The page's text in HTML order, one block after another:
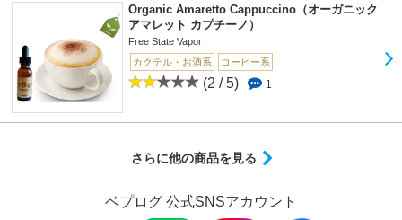
Organic Amaretto Cappuccino（オーガニック
アマレット カプチーノ）
Free State Vapor
カクテル・お酒系
コーヒー系
(2 / 5) 1
さらに他の商品を見る
ベプログ 公式SNSアカウント